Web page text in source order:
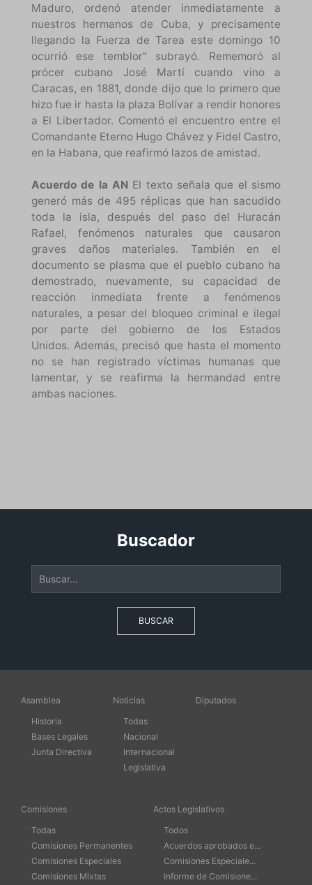
Maduro, ordenó atender inmediatamente a
nuestros hermanos de Cuba, y precisamente
llegando la Fuerza de Tarea este domingo 10
ocurrió ese temblor" subrayó. Rememoró al
prócer cubano José Martí cuando vino a
Caracas, en 1881, donde dijo que lo primero que
hizo fue ir hasta la plaza Bolívar a rendir honores
a El Libertador. Comentó el encuentro entre el
Comandante Eterno Hugo Chávez y Fidel Castro,
en la Habana, que reafirmó lazos de amistad.
Acuerdo de la AN El texto señala que el sismo
generó más de 495 réplicas que han sacudido
toda la isla, después del paso del Huracán
Rafael, fenómenos naturales que causaron
graves daños materiales. También en el
documento se plasma que el pueblo cubano ha
demostrado, nuevamente, su capacidad de
reacción inmediata frente a fenómenos
naturales, a pesar del bloqueo criminal e ilegal
por parte del gobierno de los Estados
Unidos. Además, precisó que hasta el momento
no se han registrado víctimas humanas que
lamentar, y se reafirma la hermandad entre
ambas naciones.
Buscador
BUSCAR
Asamblea
Historia
Bases Legales
Junta Directiva
Noticias
Todas
Nacional
Internacional
Legislativa
Diputados
Comisiones
Todas
Comisiones Permanentes
Comisiones Especiales
Comisiones Mixtas
Actos Legislativos
Todos
Acuerdos aprobados e...
Comisiones Especiale...
Informe de Comisione...